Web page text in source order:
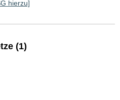
hierzu]
(1)